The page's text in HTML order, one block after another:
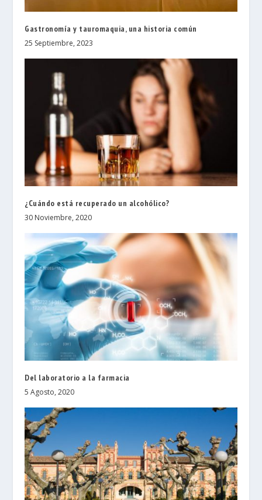
Gastronomía y tauromaquia, una historia común
25 Septiembre, 2023
¿Cuándo está recuperado un alcohólico?
30 Noviembre, 2020
Del laboratorio a la farmacia
5 Agosto, 2020